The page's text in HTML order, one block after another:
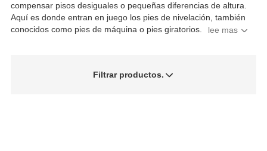
compensar pisos desiguales o pequeñas diferencias de altura.
Aquí es donde entran en juego los pies de nivelación, también
conocidos como pies de máquina o pies giratorios.
Filtrar productos.